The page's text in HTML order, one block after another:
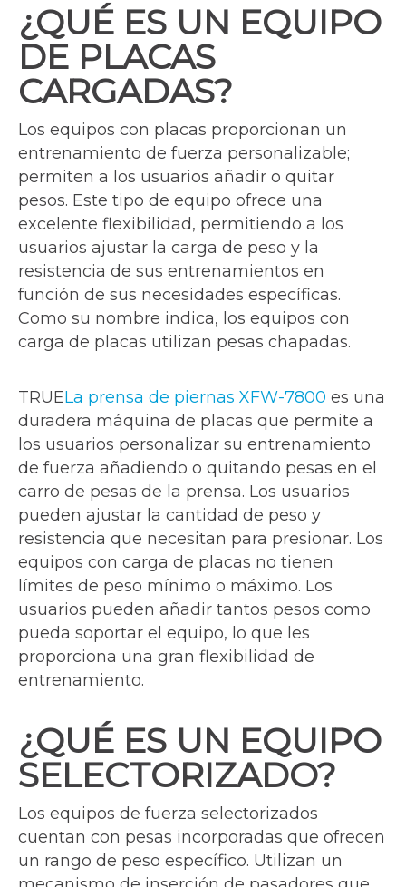
¿QUÉ ES UN EQUIPO
DE PLACAS
CARGADAS?
Los equipos con placas proporcionan un
entrenamiento de fuerza personalizable;
permiten a los usuarios añadir o quitar
pesos. Este tipo de equipo ofrece una
excelente flexibilidad, permitiendo a los
usuarios ajustar la carga de peso y la
resistencia de sus entrenamientos en
función de sus necesidades específicas.
Como su nombre indica, los equipos con
carga de placas utilizan pesas chapadas.
TRUELa prensa de piernas XFW-7800 es una
duradera máquina de placas que permite a
los usuarios personalizar su entrenamiento
de fuerza añadiendo o quitando pesas en el
carro de pesas de la prensa. Los usuarios
pueden ajustar la cantidad de peso y
resistencia que necesitan para presionar. Los
equipos con carga de placas no tienen
límites de peso mínimo o máximo. Los
usuarios pueden añadir tantos pesos como
pueda soportar el equipo, lo que les
proporciona una gran flexibilidad de
entrenamiento.
¿QUÉ ES UN EQUIPO
SELECTORIZADO?
Los equipos de fuerza selectorizados
cuentan con pesas incorporadas que ofrecen
un rango de peso específico. Utilizan un